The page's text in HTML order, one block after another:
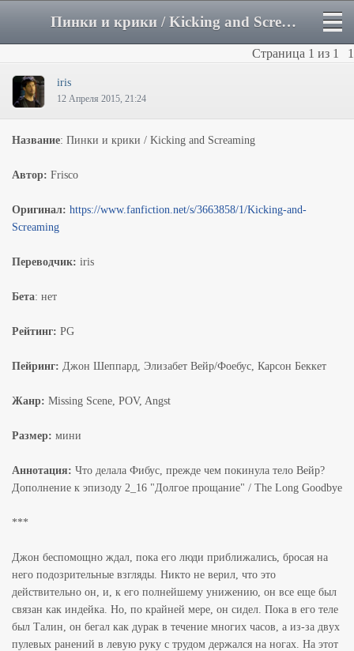
Пинки и крики / Kicking and Screaming - Форум
Страница 1 из 1 1
iris
12 Апреля 2015, 21:24
Название: Пинки и крики / Kicking and Screaming
Автор: Frisco
Оригинал: https://www.fanfiction.net/s/3663858/1/Kicking-and-
Screaming
Переводчик: iris
Бета: нет
Рейтинг: PG
Пейринг: Джон Шеппард, Элизабет Вейр/Фоебус, Карсон Беккет
Жанр: Missing Scene, POV, Angst
Размер: мини
Аннотация: Что делала Фибус, прежде чем покинула тело Вейр?
Дополнение к эпизоду 2_16 "Долгое прощание" / The Long Goodbye
***
Джон беспомощно ждал, пока его люди приближались, бросая на
него подозрительные взгляды. Никто не верил, что это
действительно он, и, к его полнейшему унижению, он все еще был
связан как индейка. Но, по крайней мере, он сидел. Пока в его теле
был Талин, он бегал как дурак в течение многих часов, а из-за двух
пулевых ранений в левую руку с трудом держался на ногах. На этот